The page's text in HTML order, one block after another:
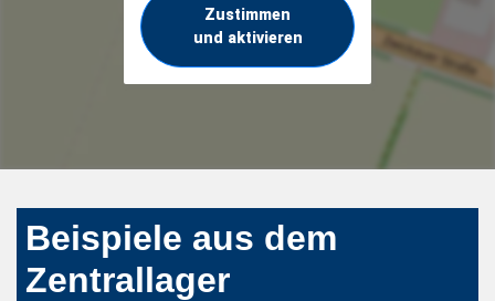
Zustimmen
und aktivieren
Beispiele aus dem
Zentrallager